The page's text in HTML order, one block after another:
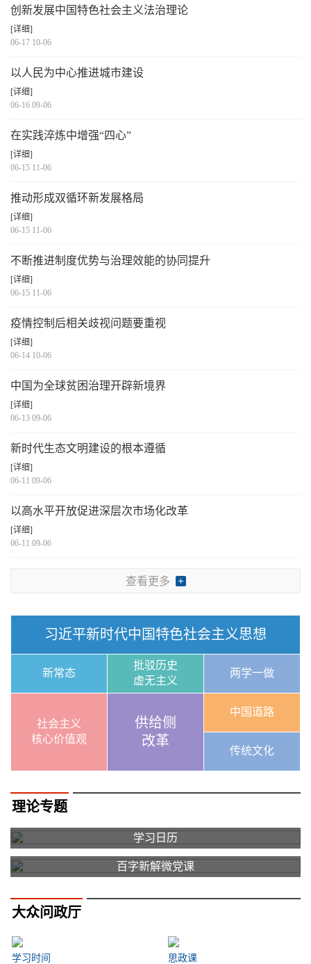
创新发展中国特色社会主义法治理论
[详细]
06-17 10-06
以人民为中心推进城市建设
[详细]
06-16 09-06
在实践淬炼中增强“四心”
[详细]
06-15 11-06
推动形成双循环新发展格局
[详细]
06-15 11-06
不断推进制度优势与治理效能的协同提升
[详细]
06-15 11-06
疫情控制后相关歧视问题要重视
[详细]
06-14 10-06
中国为全球贫困治理开辟新境界
[详细]
06-13 09-06
新时代生态文明建设的根本遵循
[详细]
06-11 09-06
以高水平开放促进深层次市场化改革
[详细]
06-11 09-06
查看更多
习近平新时代中国特色社会主义思想
新常态
批驳历史
虚无主义
两学一做
社会主义
核心价值观
供给侧
改革
中国道路
传统文化
理论专题
学习日历
百字新解微党课
大众问政厅
学习时间 思政课